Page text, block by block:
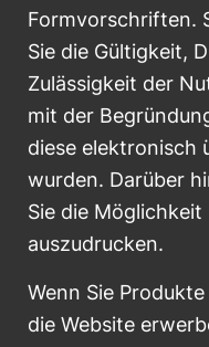
Formvorschriften.
Sie die Gültigkeit,
Zulässigkeit der
mit der
diese elektronisch
wurden. Darüber
Sie die
auszudrucken.
Wenn Sie
die Website